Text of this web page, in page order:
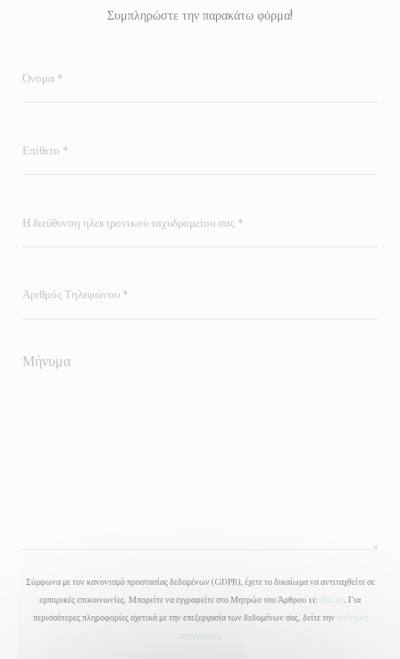
Συμπληρώστε την παρακάτω φόρμα!
Σύμφωνα με τον κανονισμό προστασίας δεδομένων (GDPR), έχετε το δικαίωμα να αντιταχθείτε σε
εμπορικές επικοινωνίες. Μπορείτε να εγγραφείτε στο Μητρώο του Άρθρου 11: dpa.gr . Για
περισσότερες πληροφορίες σχετικά με την επεξεργασία των δεδομένων σας, δείτε την πολιτική
απορρήτου